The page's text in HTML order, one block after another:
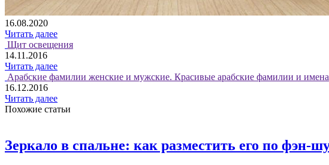
16.08.2020
Читать далее
Щит освещения
14.11.2016
Читать далее
Арабские фамилии женские и мужские. Красивые арабские фамилии и имена
16.12.2016
Читать далее
Похожие статьи
Зеркало в спальне: как разместить его по фэн-